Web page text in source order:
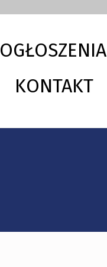
OGŁOSZENIA
KONTAKT